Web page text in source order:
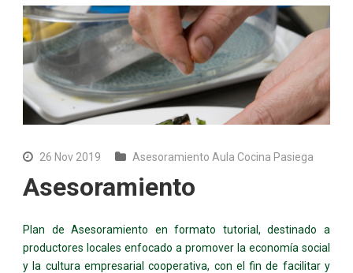
26 Nov 2019 Asesoramiento Aula Cocina Pasiega
Asesoramiento
Plan de Asesoramiento en formato tutorial, destinado a
productores locales enfocado a promover la economía social
y la cultura empresarial cooperativa, con el fin de facilitar y